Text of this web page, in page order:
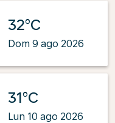
32°C
Dom 9 ago 2026
31°C
Lun 10 ago 2026